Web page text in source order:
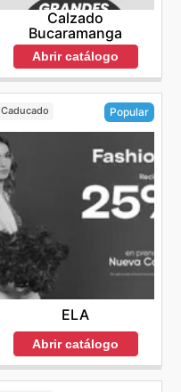
Calzado
Bucaramanga
Abrir catálogo
Caducado Popular
ELA
Abrir catálogo